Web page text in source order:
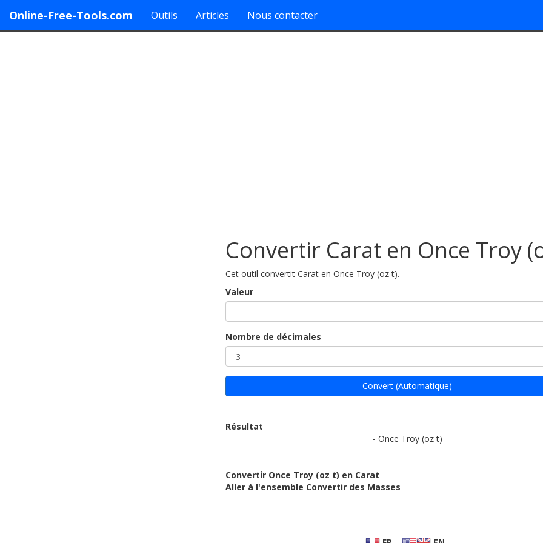
Online-Free-Tools.com Outils Articles Nous contacter
Convertir Carat en Once Troy
Cet outil convertit Carat en Once Troy (oz t).
Valeur
Nombre de décimales
Convert (Automatique)
Résultat
- Once Troy (oz t)
Convertir Once Troy (oz t) en Carat
Aller à l'ensemble Convertir des Masses